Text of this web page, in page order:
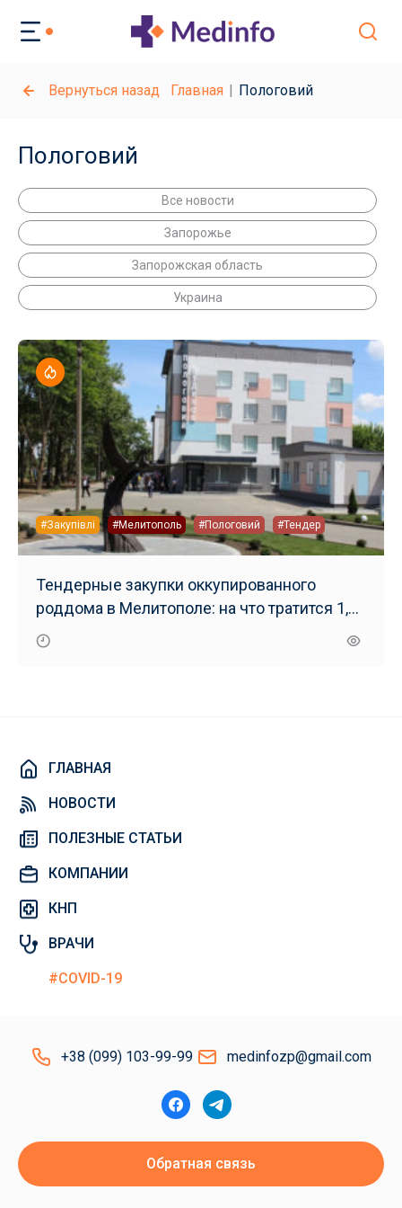
Вернуться назад Главная Пологовий
Пологовий
Все новости
Запорожье
Запорожская область
Украина
#Закупівлі #Мелитополь #Пологовий #Тендер
Тендерные закупки оккупированного
роддома в Мелитополе: на что тратится 1,8
миллиона гривен
ГЛАВНАЯ
НОВОСТИ
ПОЛЕЗНЫЕ СТАТЬИ
КОМПАНИИ
КНП
ВРАЧИ
#COVID-19
+38 (099) 103-99-99 medinfozp@gmail.com
Обратная связь